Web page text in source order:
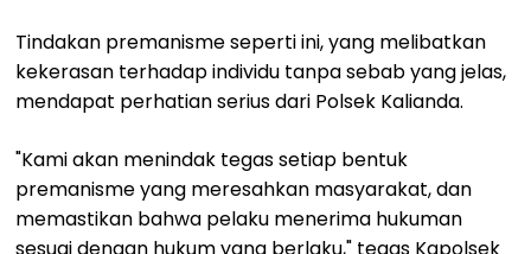
Tindakan premanisme seperti ini, yang melibatkan
kekerasan terhadap individu tanpa sebab yang jelas,
mendapat perhatian serius dari Polsek Kalianda.
"Kami akan menindak tegas setiap bentuk
premanisme yang meresahkan masyarakat, dan
memastikan bahwa pelaku menerima hukuman